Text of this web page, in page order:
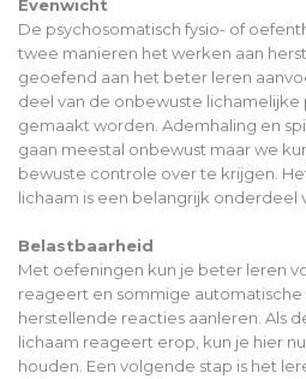
Evenwicht
De psychosomatisch fysio- of
twee manieren het werken aan
geoefend aan het beter leren
deel van de onbewuste
gemaakt worden. Ademhaling en
gaan meestal onbewust maar we
bewuste controle over te krijgen.
lichaam is een belangrijk onderdeel
Belastbaarheid
Met oefeningen kun je beter leren
reageert en sommige automatische
herstellende reacties aanleren. Als
lichaam reageert erop, kun je hier
houden. Een volgende stap is het